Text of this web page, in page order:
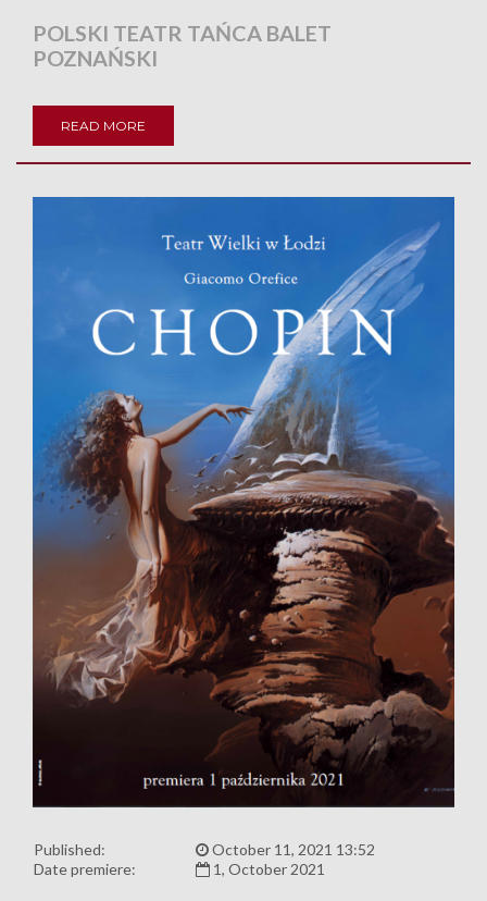
POLSKI TEATR TAŃCA BALET
POZNAŃSKI
READ MORE
Published:
October 11, 2021 13:52
Date premiere:
1, October 2021